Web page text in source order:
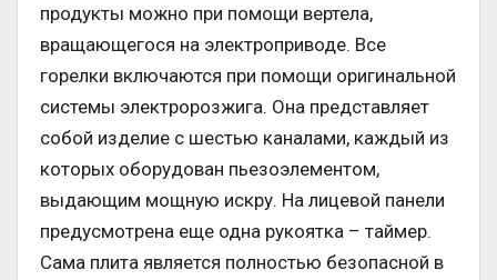
продукты можно при помощи вертела,
вращающегося на электроприводе. Все
горелки включаются при помощи оригинальной
системы электророзжига. Она представляет
собой изделие с шестью каналами, каждый из
которых оборудован пьезоэлементом,
выдающим мощную искру. На лицевой панели
предусмотрена еще одна рукоятка – таймер.
Сама плита является полностью безопасной в